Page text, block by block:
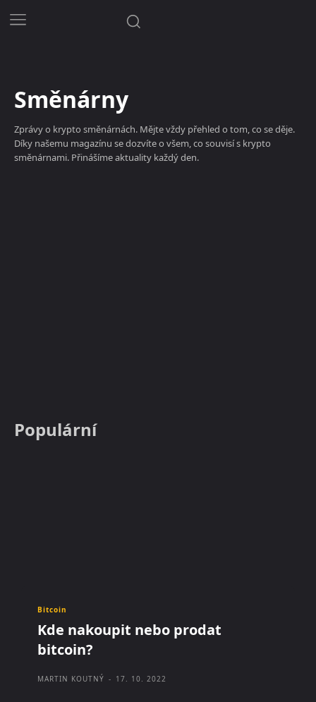
Směnárny
Zprávy o krypto směnárnách. Mějte vždy přehled o tom, co se děje.
Díky našemu magazínu se dozvíte o všem, co souvisí s krypto
směnárnami. Přinášíme aktuality každý den.
Populární
Bitcoin
Kde nakoupit nebo prodat
bitcoin?
MARTIN KOUTNÝ - 17. 10. 2022